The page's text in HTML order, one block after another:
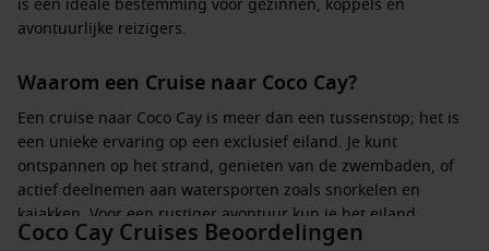
is een ideale bestemming voor gezinnen, koppels en
avontuurlijke reizigers.
Waarom een Cruise naar Coco Cay?
Een cruise naar Coco Cay is meer dan een tussenstop; het is
een unieke ervaring op een exclusief eiland. Je kunt
ontspannen op het strand, genieten van de zwembaden, of
actief deelnemen aan watersporten zoals snorkelen en
kajakken. Voor een rustiger avontuur kun je het eiland
verkennen per fiets of wandelend langs de adembenemende
Coco Cay Cruises Beoordelingen